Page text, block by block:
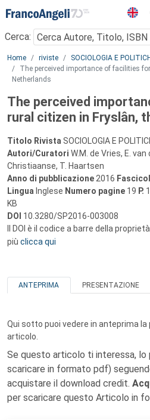
Menu
Cerca:
Main content
Home riviste SOCIOLOGIA E
The perceived importance of facilities
Netherlands
The perceived
rural citizen in Fryslân,
Titolo Rivista SOCIOLOGIA E
Autori/Curatori W.M. de Vries, E. van
Christiaanse, T. Haartsen
Anno di pubblicazione 2016
Lingua Inglese Numero pagine 19 P.
KB
DOI 10.3280/SP2016-003008
Il DOI è il codice a barre della
più clicca qui
ANTEPRIMA PRESENTAZIONE
Qui sotto puoi vedere in anteprima
articolo.
Se questo articolo ti interessa, lo
scaricare in formato pdf)
acquistare il download credit.
per scaricare questo Articolo in